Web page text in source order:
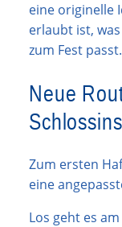
eine originelle
erlaubt ist,
zum Fest passt.
Neue
Zum ersten
eine
Los geht es am